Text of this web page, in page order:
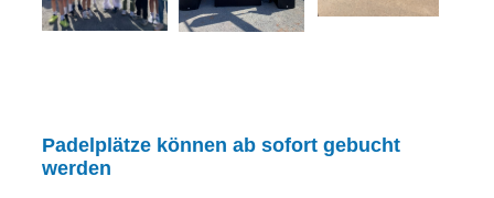
Padelplätze können ab sofort gebucht
werden